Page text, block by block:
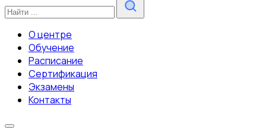
О центре
Обучение
Расписание
Сертификация
Экзамены
Контакты